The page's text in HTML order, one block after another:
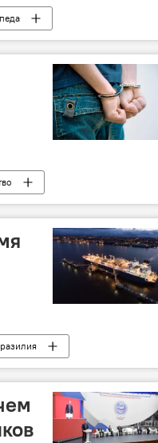
граница
школьница